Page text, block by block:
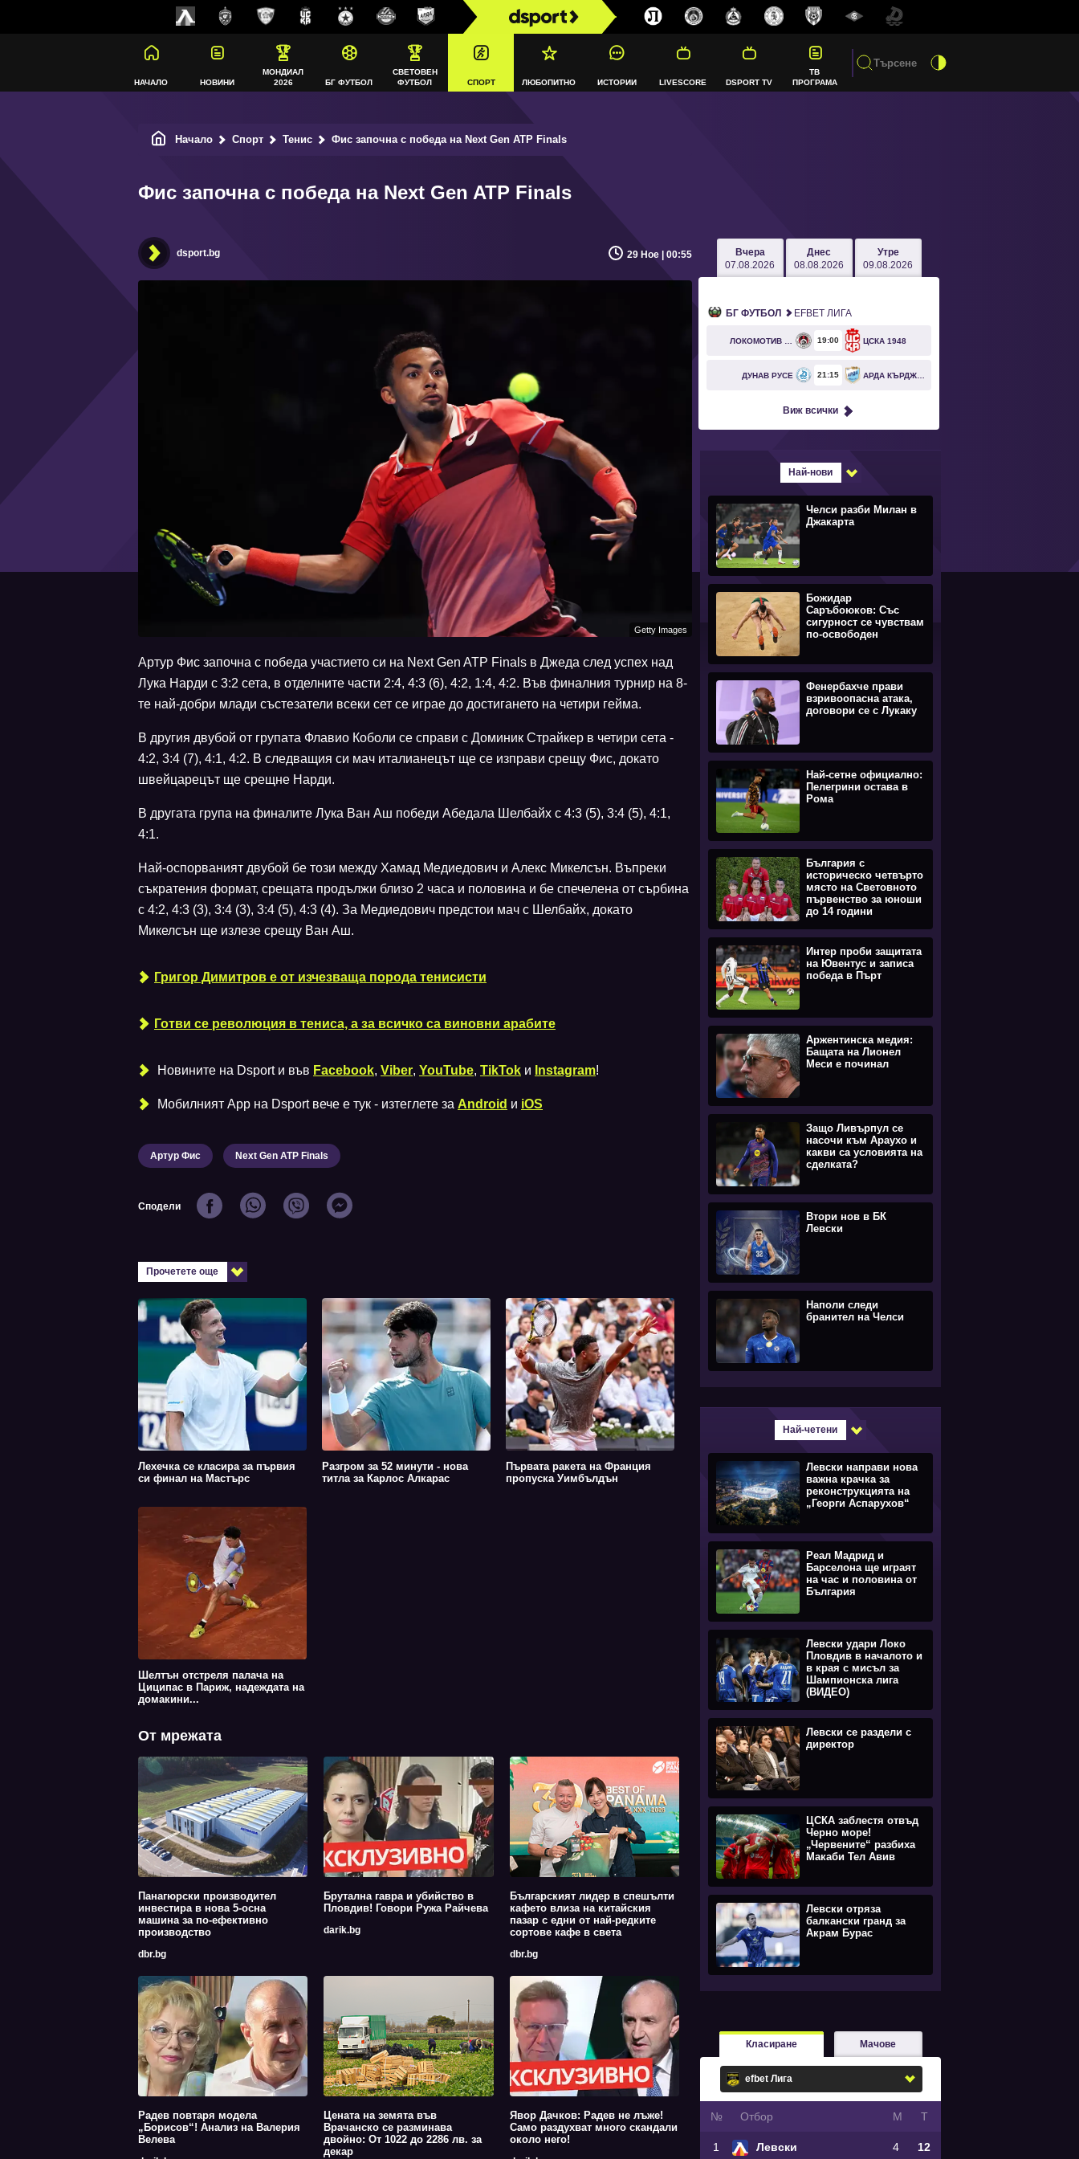
НАЧАЛО НОВИНИ
МОНДИАЛ
2026
БГ ФУТБОЛ
СВЕТОВЕН
ФУТБОЛ
СПОРТ ЛЮБОПИТНО ИСТОРИИ LIVESCORE DSPORT TV
ТВ
ПРОГРАМА
Начало Спорт Тенис Фис започна с победа на Next Gen ATP Finals
Фис започна с победа на Next Gen ATP Finals
dsport.bg 29 Ное | 00:55
Getty Images
Артур Фис започна с победа участието си на Next Gen ATP Finals в Джеда след успех над
Лука Нарди с 3:2 сета, в отделните части 2:4, 4:3 (6), 4:2, 1:4, 4:2. Във финалния турнир на 8-
те най-добри млади състезатели всеки сет се играе до достигането на четири гейма.
В другия двубой от групата Флавио Коболи се справи с Доминик Страйкер в четири сета -
4:2, 3:4 (7), 4:1, 4:2. В следващия си мач италианецът ще се изправи срещу Фис, докато
швейцарецът ще срещне Нарди.
В другата група на финалите Лука Ван Аш победи Абедала Шелбайх с 4:3 (5), 3:4 (5), 4:1,
4:1.
Най-оспорваният двубой бе този между Хамад Медиедович и Алекс Микелсън. Въпреки
съкратения формат, срещата продължи близо 2 часа и половина и бе спечелена от сърбина
с 4:2, 4:3 (3), 3:4 (3), 3:4 (5), 4:3 (4). За Медиедович предстои мач с Шелбайх, докато
Микелсън ще излезе срещу Ван Аш.
Григор Димитров е от изчезваща порода тенисисти
Готви се революция в тениса, а за всичко са виновни арабите
Новините на Dsport и във Facebook, Viber, YouTube, TikTok и Instagram!
Мобилният Аpp на Dsport вече е тук - изтеглете за Android и iOS
Артур Фис Next Gen ATP Finals
Сподели
Прочетете още
Лехечка се класира за първия
си финал на Мастърс
Разгром за 52 минути - нова
титла за Карлос Алкарас
Първата ракета на Франция
пропуска Уимбълдън
Шелтън отстреля палача на
Циципас в Париж, надеждата на
домакини...
От мрежата
Панагюрски производител
инвестира в нова 5-осна
машина за по-ефективно
производство
dbr.bg
Брутална гавра и убийство в
Пловдив! Говори Ружа Райчева
darik.bg
Българският лидер в спешълти
кафето влиза на китайския
пазар с едни от най-редките
сортове кафе в света
dbr.bg
Радев повтаря модела
„Борисов“! Анализ на Валерия
Велева
Цената на земята във
Врачанско се разминава
двойно: От 1022 до 2286 лв. за
декар
Явор Дачков: Радев не лъже!
Само раздухват много скандали
около него!
Вчера
07.08.2026
Днес
08.08.2026
Утре
09.08.2026
БГ ФУТБОЛ EFBET ЛИГА
19 00 ЦСКА 1948
ДУНАВ РУСЕ 21 15
Виж всички
Най-нови
Челси разби Милан в
Джакарта
Божидар
Саръбоюков: Със
сигурност се чувствам
по-освободен
Фенербахче прави
взривоопасна атака,
договори се с Лукаку
Най-сетне официално:
Пелегрини остава в
Рома
България с
историческо четвърто
място на Световното
първенство за юноши
до 14 години
Интер проби защитата
на Ювентус и записа
победа в Пърт
Аржентинска медия:
Бащата на Лионел
Меси е починал
Защо Ливърпул се
насочи към Араухо и
какви са условията на
сделката?
Втори нов в БК
Левски
Наполи следи
бранител на Челси
Най-четени
Левски направи нова
важна крачка за
реконструкцията на
„Георги Аспарухов“
Реал Мадрид и
Барселона ще играят
на час и половина от
България
Левски удари Локо
Пловдив в началото и
в края с мисъл за
Шампионска лига
(ВИДЕО)
Левски се раздели с
директор
ЦСКА заблестя отвъд
Черно море!
„Червените“ разбиха
Макаби Тел Авив
Левски отряза
балкански гранд за
Акрам Бурас
Класиране Мачове
№ Oтбор М Т
1 Левски 4 12